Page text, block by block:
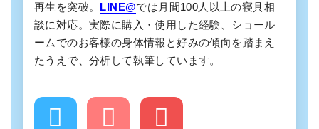
再生を突破。 LINE@では月間100人以上の寝具相
談に対応。実際に購入・使用した経験、ショール
ームでのお客様の身体情報と好みの傾向を踏まえ
たうえで、分析して執筆しています。